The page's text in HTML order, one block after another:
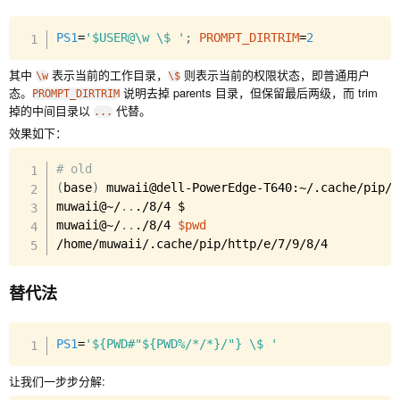
PS1='$USER@\w \$ ' ; PROMPT_DIRTRIM=2
其中 \w表示当前的工作目录， \$ 则表示当前的权限状态，即普通用户
态。
PROMPT_DIRTRIM 说明去掉 parents 目录，但保留最后两级，而 trim
掉的中间目录以 ... 代替。
效果如下：
# old
( base)
muwaii@dell-PowerEdge-T640:~/.cache/
muwaii@~/.. ./8/4 $
muwaii@~/.. ./8/4 $pwd
/home/muwaii/.cache/pip/http/e/7/9/8/4
替代法
PS1='${PWD#"${PWD%/*/*}/"} \$ '
让我们一步步分解: